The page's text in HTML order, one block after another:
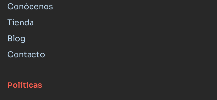
Conócenos
Tienda
Blog
Contacto
Políticas